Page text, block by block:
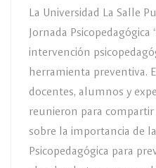
La Universidad La Salle
Jornada Psicopedagógica
intervención
herramienta preventiva.
docentes, alumnos y
reunieron para compartir
sobre la importancia de
Psicopedagógica para